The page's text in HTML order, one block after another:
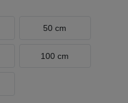
50 cm
100 cm